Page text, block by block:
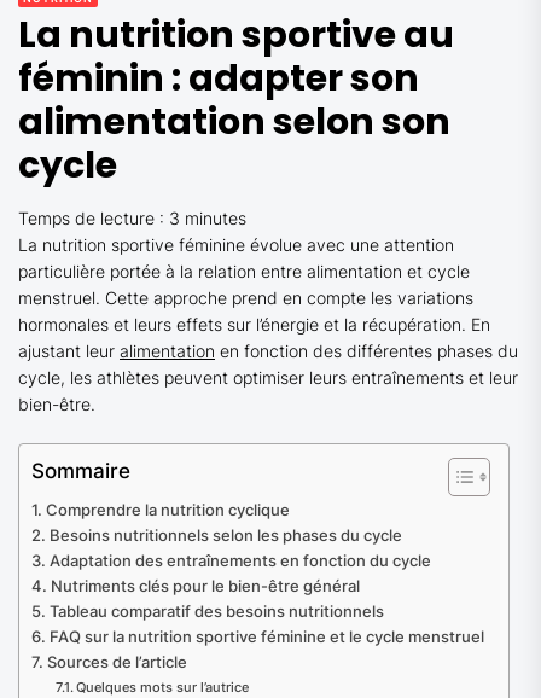
La nutrition sportive au
féminin : adapter son
alimentation selon son
cycle
Temps de lecture : 3 minutes
La nutrition sportive féminine évolue avec une attention
particulière portée à la relation entre alimentation et cycle
menstruel. Cette approche prend en compte les variations
hormonales et leurs effets sur l’énergie et la récupération. En
ajustant leur alimentation en fonction des différentes phases du
cycle, les athlètes peuvent optimiser leurs entraînements et leur
bien-être.
Sommaire
Comprendre la nutrition cyclique
Besoins nutritionnels selon les phases du cycle
Adaptation des entraînements en fonction du cycle
Nutriments clés pour le bien-être général
Tableau comparatif des besoins nutritionnels
FAQ sur la nutrition sportive féminine et le cycle menstruel
Sources de l’article
Quelques mots sur l’autrice